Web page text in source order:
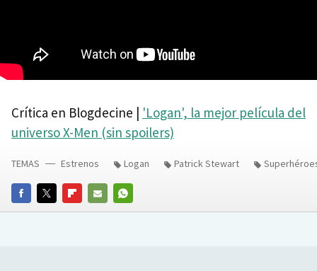
Crítica en Blogdecine | 'Logan', la mejor película del
universo X-Men (sin spoilers)
FACEBOOKTWITTERFLIPBOARD
E-
WHATSAPP
TEMAS Estrenos Logan Patrick Stewart